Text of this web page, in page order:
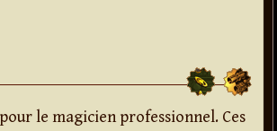
le magicien professionnel. Ces